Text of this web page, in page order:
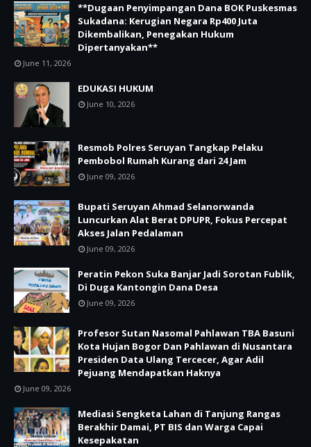
**Dugaan Penyimpangan Dana BOK Puskesmas
Sukadana: Kerugian Negara Rp400 Juta
Dikembalikan, Penegakan Hukum
Dipertanyakan**
June 11, 2026
EDUKASI HUKUM
June 10, 2026
Resmob Polres Seruyan Tangkap Pelaku
Pembobol Rumah Kurang dari 24 Jam
June 09, 2026
Bupati Seruyan Ahmad Selanorwanda
Luncurkan Alat Berat DPUPR, Fokus Percepat
Akses Jalan Pedalaman
June 09, 2026
Peratin Pekon Suka Banjar Jadi Sorotan Fublik,
Di Duga Kantongin Dana Desa
June 09, 2026
Profesor Sutan Nasomal Pahlawan TBA Basuni
Kota Hujan Bogor Dan Pahlawan di Nusantara
Presiden Data Ulang Tercecer, Agar Adil
Pejuang Mendapatkan Haknya
June 09, 2026
Mediasi Sengketa Lahan di Tanjung Rangas
Berakhir Damai, PT BIS dan Warga Capai
Kesepakatan